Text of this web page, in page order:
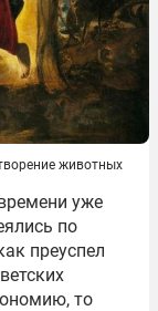
животных
уже
по
преуспел
то